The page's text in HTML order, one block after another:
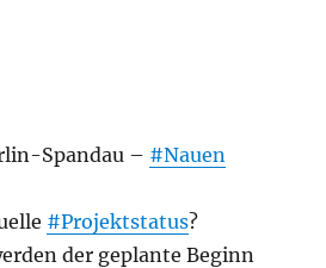
Spandau – #Nauen
#Projektstatus?
der geplante Beginn